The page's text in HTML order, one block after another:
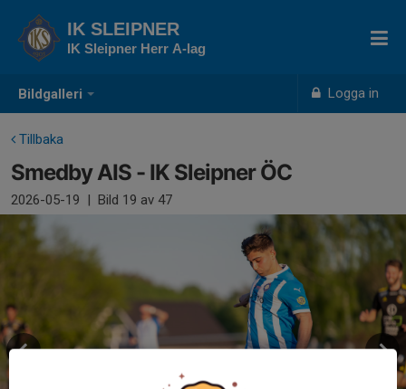
Bildgalleri Logga in
IK SLEIPNER
IK Sleipner Herr A-lag
Tillbaka
Smedby AIS - IK Sleipner ÖC
2026-05-19 | Bild 19 av 47